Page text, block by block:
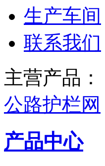
生产车间
联系我们
主营产品：
公路护栏网
产品中心